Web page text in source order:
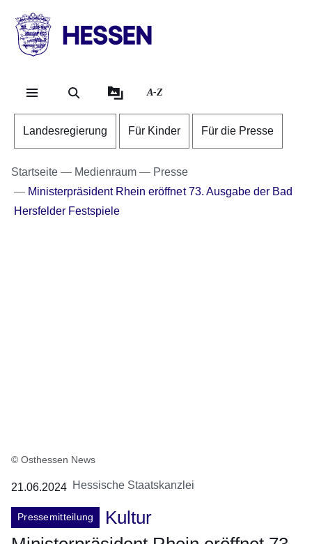
HESSEN
Landesregierung
A-Z
Landesregierung Für Kinder Für die Presse
Startseite Medienraum
Presse
Ministerpräsident Rhein eröffnet 73. Ausgabe der Bad
Hersfelder Festspiele
© Osthessen News
21.06.2024 Hessische Staatskanzlei
Pressemitteilung
Kultur